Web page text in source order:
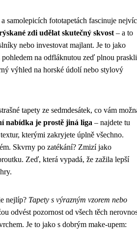
samolepicích fototapetách fascinuje
zdi udělat skutečný skvost – a to
nebo investovat majlant. Je to jako
pohledem na odfláknutou zeď plnou
výhled na horské údolí nebo stylový
tapety ze sedmdesátek, co vám
nabídka je prostě jiná liga – najdete tu
kterými zakryjete úplně všechno.
Skvrny po zatékání? Zmizí jako
Zeď, která vypadá, že zažila lepší
nejlíp? Tapety s výrazným vzorem nebo
odvést pozornost od všech těch
Je to jako s dobrým make-upem: